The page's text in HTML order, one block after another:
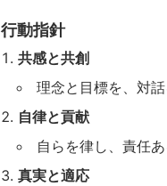
行動指針
共感と共創
理念と目標を、対
自律と貢献
自らを律し、責任
真実と適応